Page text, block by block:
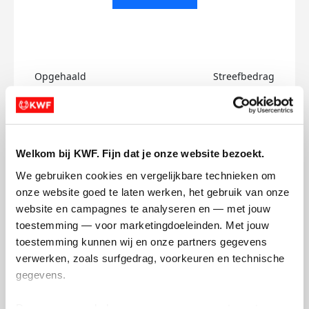
Welkom bij KWF. Fijn dat je onze website bezoekt.
We gebruiken cookies en vergelijkbare technieken om
onze website goed te laten werken, het gebruik van onze
website en campagnes te analyseren en — met jouw
toestemming — voor marketingdoeleinden. Met jouw
toestemming kunnen wij en onze partners gegevens
verwerken, zoals surfgedrag, voorkeuren en technische
gegevens.
Opgehaald
€0
Streefbedrag
€750
Erik's badges